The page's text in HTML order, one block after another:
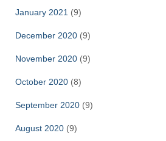
January 2021 (9)
December 2020 (9)
November 2020 (9)
October 2020 (8)
September 2020 (9)
August 2020 (9)